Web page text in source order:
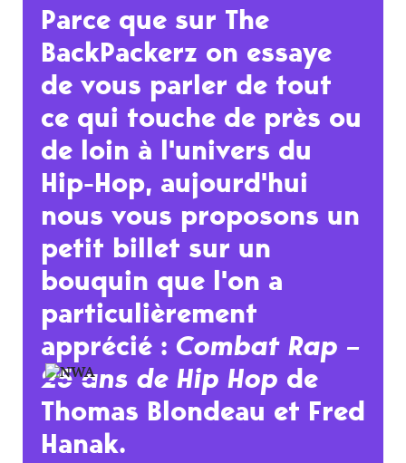
Parce que sur The
BackPackerz on essaye
de vous parler de tout
ce qui touche de près ou
de loin à l'univers du
Hip-Hop, aujourd'hui
nous vous proposons un
petit billet sur un
bouquin que l'on a
particulièrement
apprécié : Combat Rap –
25 ans de Hip Hop de
Thomas Blondeau et Fred
Hanak.
balayer de façon synthétique et très claire 25 ans
de musique Hip-Hop. Il permet de prendre de la
hauteur et d'avoir une photographie assez rapide
et détaillée du mouvement. Les entretiens sont
souvent passionnants et nous offrent de vrais
moments épiques.
Et puis comme le rappel Olivier Cachin
préface du livre "Personne n'écrit sur le rap, ou
trop peu"alors profitez-en !